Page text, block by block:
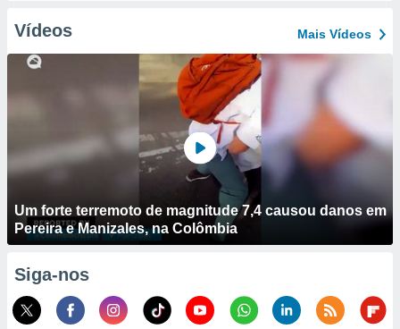
Vídeos Mais Vídeos
Um forte terremoto de magnitude 7,4 causou danos em
Pereira e Manizales, na Colômbia
Siga-nos